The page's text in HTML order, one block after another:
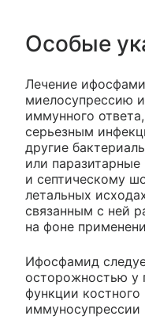
Особые
Лечение
миелосупрессию
иммунного
серьезным
другие
или
и септическому
летальных
связанным с ней
на фоне
Ифосфамид
осторожностью у
функции
иммуносупрессии